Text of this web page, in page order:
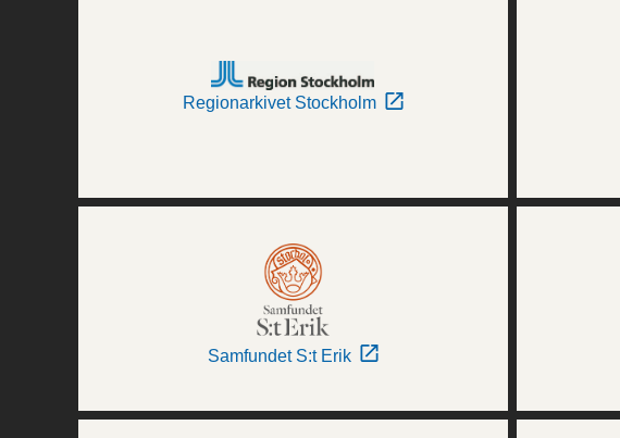
Regionarkivet Stockholm
Samfundet S:t Erik